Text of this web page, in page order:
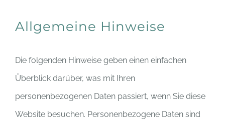
Allgemeine Hinweise
Die folgenden Hinweise geben einen einfachen
Überblick darüber, was mit Ihren
personenbezogenen Daten passiert, wenn Sie diese
Website besuchen. Personenbezogene Daten sind